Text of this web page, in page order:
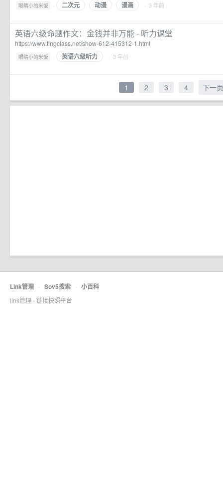
眼睛小的米饭 · 二次元 动漫 漫画 · 3 年前
英语六级命题作文：金钱并非万能 - 听力课堂
https://www.tingclass.net/show-612-415312-1.html
眼睛小的米饭 · 英语六级听力 · 3 年前
1 2 3 4 下一页
Link管理 · Sov5搜索 · 小百科
link管理 - 链接快照平台